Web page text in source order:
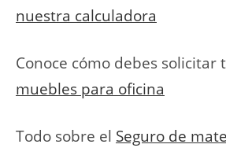
nuestra calculadora
Conoce cómo debes solicitar
muebles para oficina
Todo sobre el Seguro de